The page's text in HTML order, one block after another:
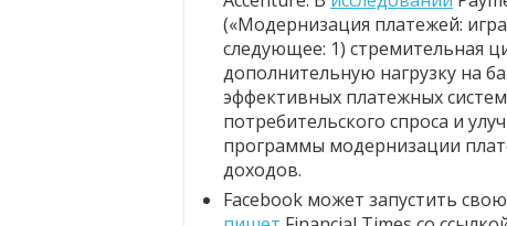
(«Модернизация платежей:
следующее: 1) стремительная
дополнительную нагрузку на
эффективных платежных
потребительского спроса и
программы модернизации
доходов.
Facebook может запустить